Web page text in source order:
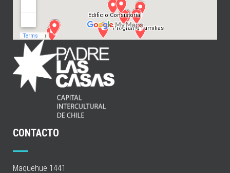
CONTACTO
Maquehue 1441